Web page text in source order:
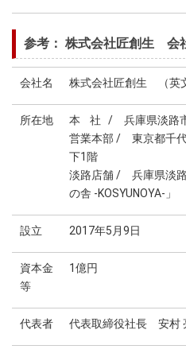
参考： 株式会社匠創生 会
会社名 株式会社匠創生 （英
所在地
本 社 / 兵庫県淡路
営業本部 / 東京都千
下1階
淡路店舗 / 兵庫県淡
の舎 -KOSYUNOYA-」
設立 2017年5月9日
資本金
等
1億円
代表者 代表取締役社長 安村